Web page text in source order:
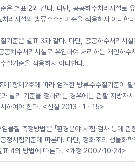
은 별표 2와 같다. 다만, 공공하수처리시설로
리시설의 방류수수질기준을 적용하지 아니한
기준은 별표 3과 같다. 다만, 공공하수처리시설
공폐수처리시설로 유입하여 처리하는 개인하수
질기준을 적용하지 아니한다.
1항제2호에 따라 엄격한 방류수수질기준이 필
달리 기준을 정하려는 경우에는 관할 지방자
하여야 한다. <신설 2013ㆍ1ㆍ15>
물질 측정방법은 「환경분야 시험·검사 등에 관
정시험기준에 따른다. 다만, 정화조의 생물화
표 4의 방법에 따른다. <개정 2007·10·24>